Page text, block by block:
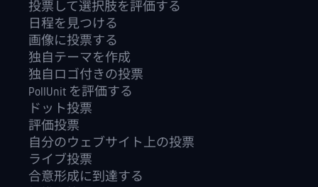
投票して選択肢を評価する
日程を見つける
画像に投票する
独自テーマを作成
独自ロゴ付きの投票
PollUnit を評価する
ドット投票
評価投票
自分のウェブサイト上の投票
ライブ投票
合意形成に到達する